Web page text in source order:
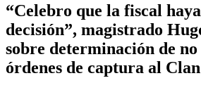
“Celebro que la fiscal
decisión”, magistrado
sobre determinación de no
órdenes de captura al